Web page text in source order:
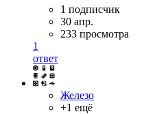
1 подписчик
30 апр.
233 просмотра
1
ответ
Железо
+1 ещё